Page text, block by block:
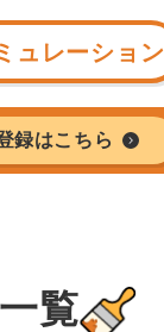
ュレーション
録はこちら
覧